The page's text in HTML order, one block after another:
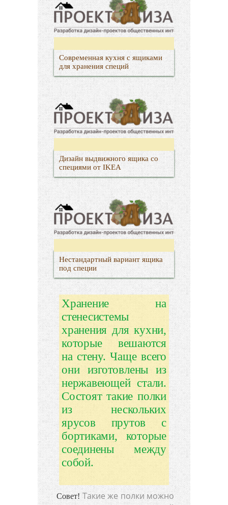
Современная кухня с ящиками
для хранения специй
Дизайн выдвижного ящика со
специями от IKEA
Нестандартный вариант ящика
под специи
Хранение на
стенесистемы
хранения для кухни,
которые вешаются
на стену. Чаще всего
они изготовлены из
нержавеющей стали.
Состоят такие полки
из нескольких
ярусов прутов с
бортиками, которые
соединены между
собой.
Совет! Такие же полки можно